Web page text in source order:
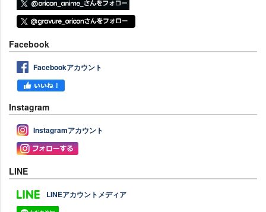
Facebook
Facebookアカウント
Instagram
Instagramアカウント
LINE
LINEアカウントメディア